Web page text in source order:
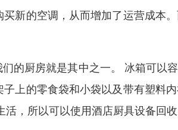
新的空调，从而增加了运营成本
的厨房就是其中之一。 冰箱可以
上的零食袋和小袋以及带有塑料
，所以可以使用酒店厨具设备回收